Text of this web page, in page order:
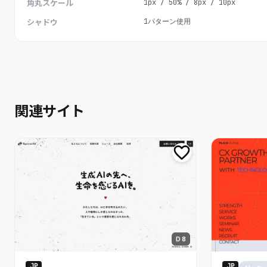
角丸スケール 1px / 50% / 8px / 10px
シャドウ 1パターン使用
関連サイト
D 8